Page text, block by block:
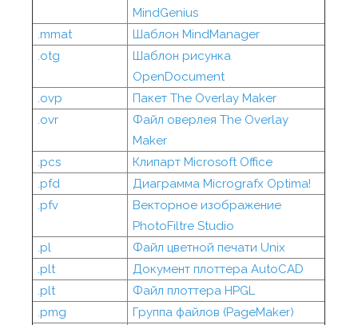
MindGenius
.mmat
Шаблон MindManager
.otg
Шаблон рисунка
OpenDocument
.ovp
Пакет The Overlay Maker
.ovr
Файл оверлея The Overlay
Maker
.pcs
Клипарт Microsoft Office
.pfd
Диаграмма Micrografx Optima!
.pfv
Векторное изображение
PhotoFiltre Studio
.pl
Файл цветной печати Unix
.plt
Документ плоттера AutoCAD
.plt
Файл плоттера HPGL
.pmg
Группа файлов (PageMaker)